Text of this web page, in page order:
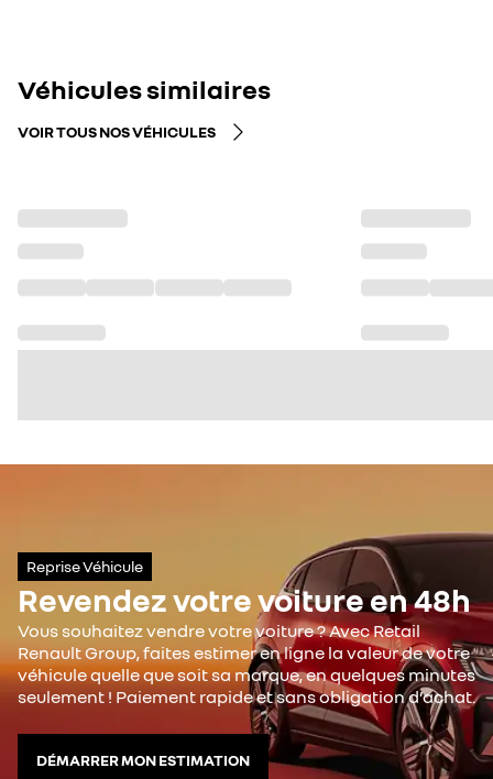
Véhicules similaires
VOIR TOUS NOS VÉHICULES
Reprise Véhicule
Revendez votre voiture en 48h
Vous souhaitez vendre votre voiture ? Avec Retail
Renault Group, faites estimer en ligne la valeur de votre
véhicule quelle que soit sa marque, en quelques minutes
seulement ! Paiement rapide et sans obligation d’achat.
DÉMARRER MON ESTIMATION